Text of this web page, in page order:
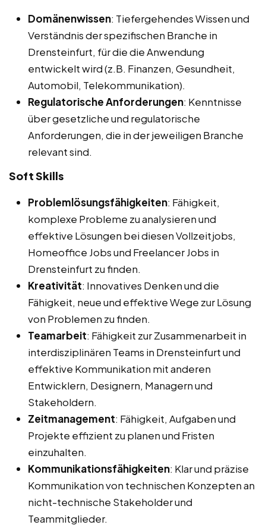
Domänenwissen: Tiefergehendes Wissen und
Verständnis der spezifischen Branche in
Drensteinfurt, für die die Anwendung
entwickelt wird (z.B. Finanzen, Gesundheit,
Automobil, Telekommunikation).
Regulatorische Anforderungen: Kenntnisse
über gesetzliche und regulatorische
Anforderungen, die in der jeweiligen Branche
relevant sind.
Soft Skills
Problemlösungsfähigkeiten: Fähigkeit,
komplexe Probleme zu analysieren und
effektive Lösungen bei diesen Vollzeitjobs,
Homeoffice Jobs und Freelancer Jobs in
Drensteinfurt zu finden.
Kreativität: Innovatives Denken und die
Fähigkeit, neue und effektive Wege zur Lösung
von Problemen zu finden.
Teamarbeit: Fähigkeit zur Zusammenarbeit in
interdisziplinären Teams in Drensteinfurt und
effektive Kommunikation mit anderen
Entwicklern, Designern, Managern und
Stakeholdern.
Zeitmanagement: Fähigkeit, Aufgaben und
Projekte effizient zu planen und Fristen
einzuhalten.
Kommunikationsfähigkeiten: Klar und präzise
Kommunikation von technischen Konzepten an
nicht-technische Stakeholder und
Teammitglieder.